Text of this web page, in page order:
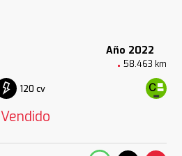
Año 2022
58.463 km
120 cv
Vendido